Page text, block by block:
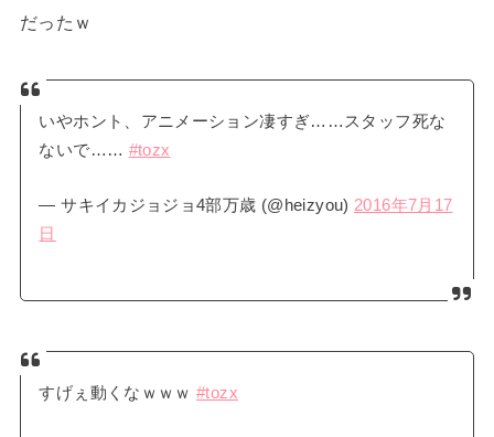
だったｗ
いやホント、アニメーション凄すぎ……スタッフ死な
ないで…… #tozx
— サキイカジョジョ4部万歳 (@heizyou) 2016年7月17
日
すげぇ動くなｗｗｗ#tozx